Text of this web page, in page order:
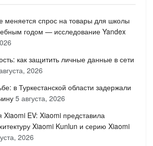
меняется спрос на товары для школы
годом — исследование Yandex
как защитить личные данные в сети
2026
в Туркестанской области задержали
5 августа, 2026
Xiaomi EV: Xiaomi представила
Xiaomi Kunlun и серию Xiaomi
2026